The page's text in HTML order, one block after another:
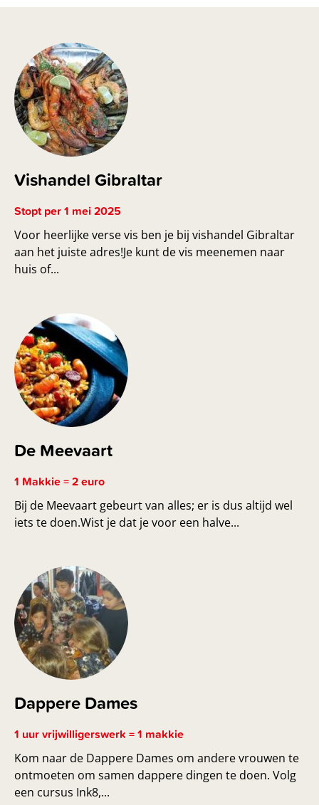
Vishandel Gibraltar
Stopt per 1 mei 2025
Voor heerlijke verse vis ben je bij vishandel Gibraltar
aan het juiste adres!Je kunt de vis meenemen naar
huis of...
De Meevaart
1 Makkie = 2 euro
Bij de Meevaart gebeurt van alles; er is dus altijd wel
iets te doen.Wist je dat je voor een halve...
Dappere Dames
1 uur vrijwilligerswerk = 1 makkie
Kom naar de Dappere Dames om andere vrouwen te
ontmoeten om samen dappere dingen te doen. Volg
een cursus Ink8,...